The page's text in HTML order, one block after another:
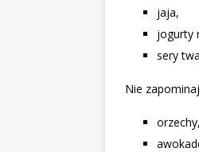
jaja,
jogurty
sery
Nie
orzechy,